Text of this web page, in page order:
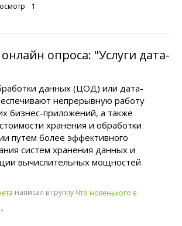
1
опроса: "Услуги дата-
данных (ЦОД) или дата-
непрерывную работу
бизнес-приложений, а также
хранения и обработки
путем более эффективного
систем хранения данных и
вычислительных мощностей
написал в группу Что новенького в